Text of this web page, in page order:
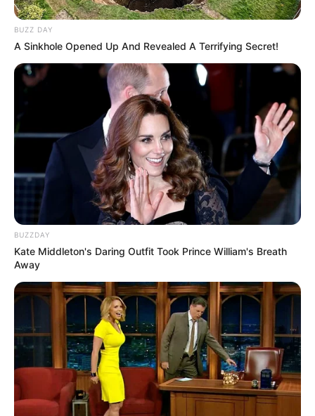
BUZZ DAY
A Sinkhole Opened Up And Revealed A Terrifying Secret!
BUZZDAY
Kate Middleton's Daring Outfit Took Prince William's Breath
Away